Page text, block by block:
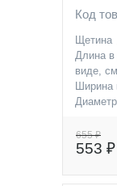
Код
Щетина
Длина в
виде, см
655 ₽
553 ₽